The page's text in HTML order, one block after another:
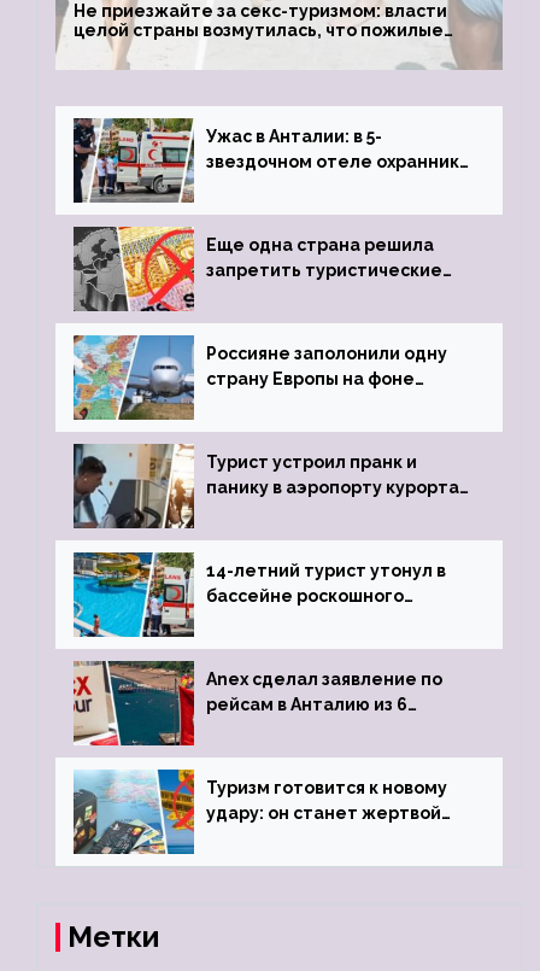
Не приезжайте за секс-туризмом: власти
целой страны возмутилась, что пожилые
туристки массово едут к ним, чтобы
обзавестись молодыми любовниками
Ужас в Анталии: в 5-
звездочном отеле охранник
пистолета
Еще одна страна решила
запретить туристические
Россияне заполонили одну
страну Европы на фоне
виз
Турист устроил пранк и
панику в аэропорту курорта,
задержке рейса
14-летний турист утонул в
бассейне роскошного
Anex сделал заявление по
рейсам в Анталию из 6
Туризм готовится к новому
удару: он станет жертвой
Метки